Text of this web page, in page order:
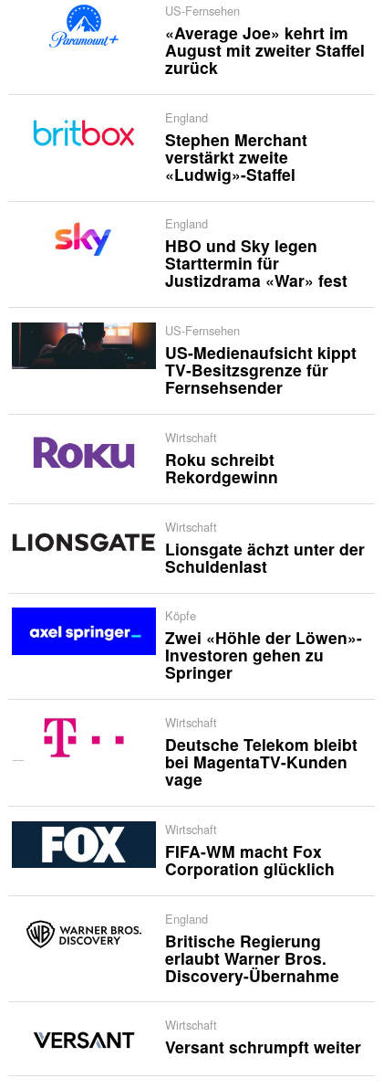
US-Fernsehen
«Average Joe» kehrt im
August mit zweiter Staffel
zurück
England
Stephen Merchant
verstärkt zweite
«Ludwig»-Staffel
England
HBO und Sky legen
Starttermin für
Justizdrama «War» fest
US-Fernsehen
US-Medienaufsicht kippt
TV-Besitzsgrenze für
Fernsehsender
Wirtschaft
Roku schreibt
Rekordgewinn
Wirtschaft
Lionsgate ächzt unter der
Schuldenlast
Köpfe
Zwei «Höhle der Löwen»-
Investoren gehen zu
Springer
Wirtschaft
Deutsche Telekom bleibt
bei MagentaTV-Kunden
vage
Wirtschaft
FIFA-WM macht Fox
Corporation glücklich
England
Britische Regierung
erlaubt Warner Bros.
Discovery-Übernahme
Wirtschaft
Versant schrumpft weiter